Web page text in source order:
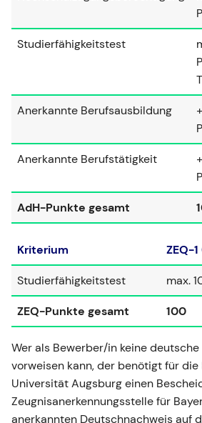
Studierfähigkeitstest
Anerkannte Berufsausbildung
Anerkannte Berufstätigkeit
AdH-Punkte gesamt
Kriterium ZEQ-
Studierfähigkeitstest max.
ZEQ-Punkte gesamt 100
Wer als Bewerber/in keine
vorweisen kann, der benötigt für
Universität Augsburg einen
Zeugnisanerkennungsstelle für
anerkannten Deutschnachweis auf